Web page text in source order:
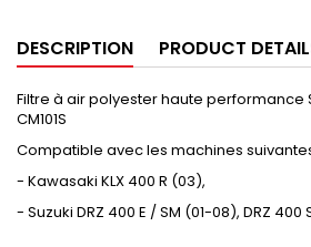
DESCRIPTION PRODUCT
Filtre à air polyester haute performance
CM101S
Compatible avec les machines
- Kawasaki KLX 400 R (03),
- Suzuki DRZ 400 E / SM (01-08), DRZ 400